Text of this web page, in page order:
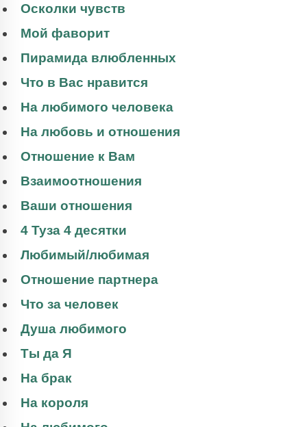
Осколки чувств
Мой фаворит
Пирамида влюбленных
Что в Вас нравится
На любимого человека
На любовь и отношения
Отношение к Вам
Взаимоотношения
Ваши отношения
4 Туза 4 десятки
Любимый/любимая
Отношение партнера
Что за человек
Душа любимого
Ты да Я
На брак
На короля